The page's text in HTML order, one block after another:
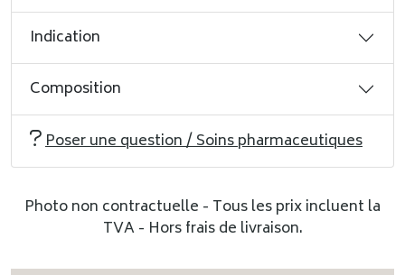
Indication
Composition
Poser une question / Soins pharmaceutiques
Photo non contractuelle - Tous les prix incluent la
TVA - Hors frais de livraison.